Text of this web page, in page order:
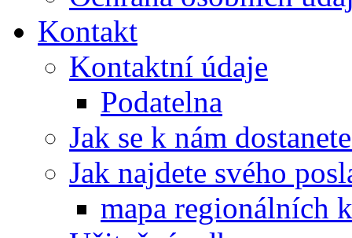
Kontakt
Kontaktní údaje
Podatelna
Jak se k nám
Jak najdete svého
mapa regionálních